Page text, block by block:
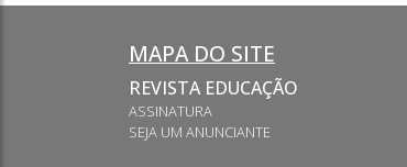
MAPA DO SITE
REVISTA EDUCAÇÃO
ASSINATURA
SEJA UM ANUNCIANTE